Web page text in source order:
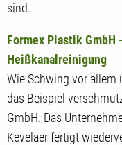
sind.
Formex Plastik
Heißkanalreinigung
Wie Schwing vor allem
das Beispiel
GmbH. Das
Kevelaer fertigt